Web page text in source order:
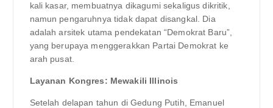
kali kasar, membuatnya dikagumi sekaligus dikritik,
namun pengaruhnya tidak dapat disangkal. Dia
adalah arsitek utama pendekatan “Demokrat Baru”,
yang berupaya menggerakkan Partai Demokrat ke
arah pusat.
Layanan Kongres: Mewakili Illinois
Setelah delapan tahun di Gedung Putih, Emanuel